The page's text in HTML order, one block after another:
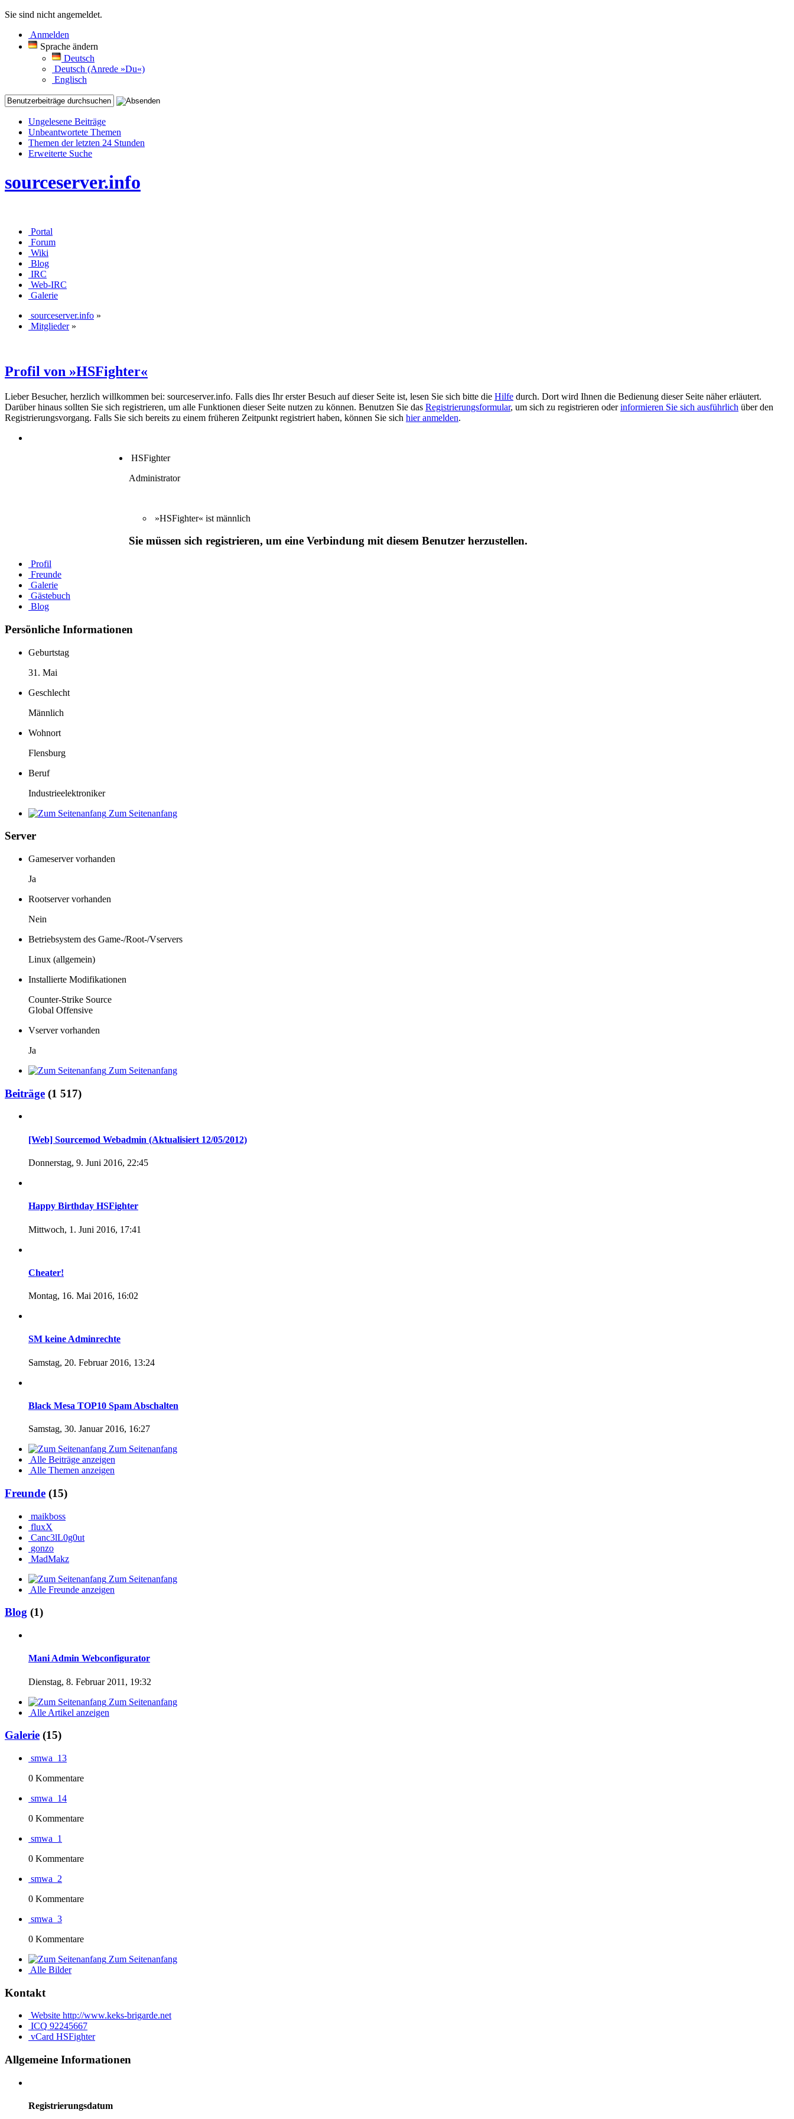
Sie sind nicht angemeldet.
Anmelden
Sprache ändern
Deutsch
Deutsch (Anrede »Du«)
Englisch
Ungelesene Beiträge
Unbeantwortete Themen
Themen der letzten 24 Stunden
Erweiterte Suche
sourceserver.info
Portal
Forum
Wiki
Blog
IRC
Web-IRC
Galerie
sourceserver.info »
Mitglieder»
Profil von »HSFighter«
Lieber Besucher, herzlich willkommen bei: sourceserver.info. Falls dies Ihr erster Besuch auf dieser Seite ist, lesen Sie sich bitte die Hilfe durch. Dort wird Ihnen die Bedienung dieser Seite näher erläutert.
Darüber hinaus sollten Sie sich registrieren, um alle Funktionen dieser Seite nutzen zu können. Benutzen Sie das Registrierungsformular, um sich zu registrieren oderinformieren Sie sich ausführlich über den
Registrierungsvorgang. Falls Sie sich bereits zu einem früheren Zeitpunkt registriert haben, können Sie sich hier anmelden.
HSFighter
Administrator
»HSFighter« ist männlich
Sie müssen sich registrieren, um eine Verbindung mit diesem Benutzer herzustellen.
Profil
Freunde
Galerie
Gästebuch
Blog
Persönliche Informationen
Geburtstag
31. Mai
Geschlecht
Männlich
Wohnort
Flensburg
Beruf
Industrieelektroniker
Zum Seitenanfang
Server
Gameserver vorhanden
Ja
Rootserver vorhanden
Nein
Betriebsystem des Game-/Root-/Vservers
Linux (allgemein)
Installierte Modifikationen
Counter-Strike Source
Global Offensive
Vserver vorhanden
Ja
Zum Seitenanfang
Beiträge (1 517)
[Web] Sourcemod Webadmin (Aktualisiert 12/05/2012)
Donnerstag, 9. Juni 2016, 22:45
Happy Birthday HSFighter
Mittwoch, 1. Juni 2016, 17:41
Cheater!
Montag, 16. Mai 2016, 16:02
SM keine Adminrechte
Samstag, 20. Februar 2016, 13:24
Black Mesa TOP10 Spam Abschalten
Samstag, 30. Januar 2016, 16:27
Zum Seitenanfang
Alle Beiträge anzeigen
Alle Themen anzeigen
Freunde (15)
maikboss
fluxX
Canc3lL0g0ut
gonzo
MadMakz
Zum Seitenanfang
Alle Freunde anzeigen
Blog (1)
Mani Admin Webconfigurator
Dienstag, 8. Februar 2011, 19:32
Zum Seitenanfang
Alle Artikel anzeigen
Galerie (15)
smwa_13
0 Kommentare
smwa_14
0 Kommentare
smwa_1
0 Kommentare
smwa_2
0 Kommentare
smwa_3
0 Kommentare
Zum Seitenanfang
Alle Bilder
Kontakt
Website http://www.keks-brigarde.net
ICQ 92245667
vCard HSFighter
Allgemeine Informationen
Registrierungsdatum